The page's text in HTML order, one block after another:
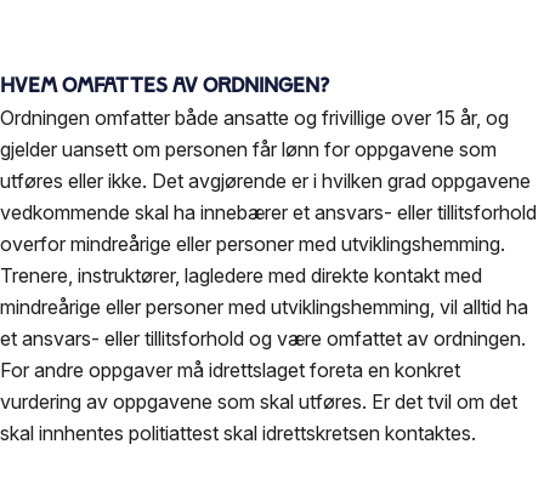
Hvem omfattes av ordningen?
Ordningen omfatter både ansatte og frivillige over 15 år, og
gjelder uansett om personen får lønn for oppgavene som
utføres eller ikke. Det avgjørende er i hvilken grad oppgavene
vedkommende skal ha innebærer et ansvars- eller tillitsforhold
overfor mindreårige eller personer med utviklingshemming.
Trenere, instruktører, lagledere med direkte kontakt med
mindreårige eller personer med utviklingshemming, vil alltid ha
et ansvars- eller tillitsforhold og være omfattet av ordningen.
For andre oppgaver må idrettslaget foreta en konkret
vurdering av oppgavene som skal utføres. Er det tvil om det
skal innhentes politiattest skal idrettskretsen kontaktes.